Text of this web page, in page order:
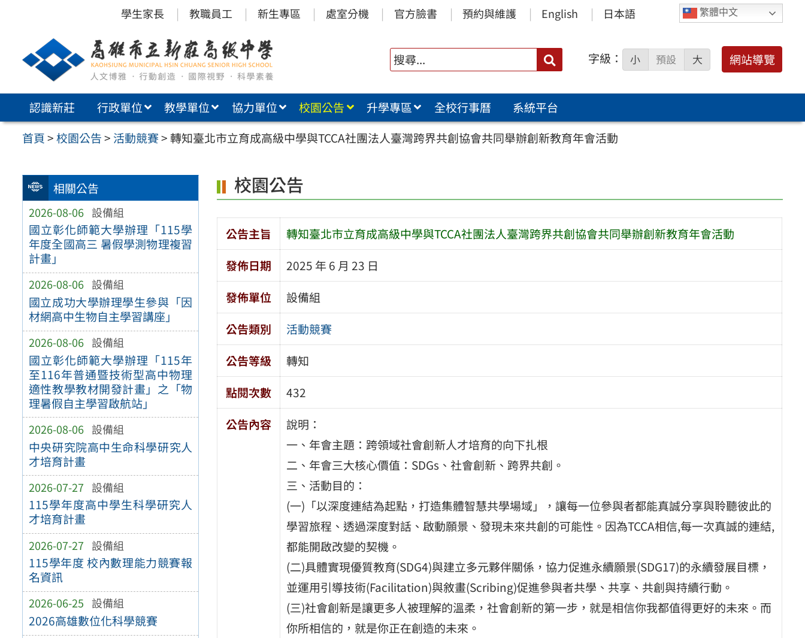
內
繁體中文
學生家長 教職員工 新生專區 處室分機 官方臉書 預約與維護 English 日本語
搜
尋：
字級： 小 預設 大 網站導覽
認識新莊 行政單位 教學單位 協力單位 校園公告 升學專區 全校行事曆
系統平台
首頁>校園公告> 活動競賽>轉知臺北市立育成高級中學與TCCA社團法人臺灣跨界共創協會共同舉辦創新教育年會活動
相關公告
2026-08-06 設備組
國立彰化師範大學辦理「115學
年度全國高三 暑假學測物理複習
計畫」
2026-08-06 設備組
國立成功大學辦理學生參與「因
材網高中生物自主學習講座」
2026-08-06 設備組
國立彰化師範大學辦理「115年
至116年普通暨技術型高中物理
適性教學教材開發計畫」之「物
理暑假自主學習啟航站」
2026-08-06 設備組
中央研究院高中生命科學研究人
才培育計畫
2026-07-27 設備組
115學年度高中學生科學研究人
才培育計畫
2026-07-27 設備組
115學年度 校內數理能力競賽報
名資訊
2026-06-25 設備組
2026高雄數位化科學競賽
校園公告
公告主旨
轉知臺北市立育成高級中學與TCCA社團法人臺灣跨界共創協會共同舉辦創新教育年會活動
發佈日期
2025 年 6 月 23 日
發佈單位
設備組
公告類別
活動競賽
公告等級
轉知
點閱次數
432
公告內容
說明：
一、年會主題：跨領域社會創新人才培育的向下扎根
二、年會三大核心價值：SDGs、社會創新、跨界共創。
三、活動目的：
(一)「以深度連結為起點，打造集體智慧共學場域」，讓每一位參與者都能真誠分享與聆聽彼此的
學習旅程、透過深度對話、啟動願景、發現未來共創的可能性。因為TCCA相信,每一次真誠的連結,
都能開啟改變的契機。
(二)具體實現優質教育(SDG4)與建立多元夥伴關係，協力促進永續願景(SDG17)的永續發展目標，
並運用引導技術(Facilitation)與敘畫(Scribing)促進參與者共學、共享、共創與持續行動。
(三)社會創新是讓更多人被理解的溫柔，社會創新的第一步，就是相信你我都值得更好的未來。而
你所相信的，就是你正在創造的未來。